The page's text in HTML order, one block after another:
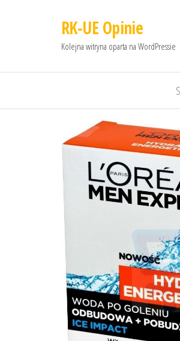
RK-UE Opinie
Kolejna witryna oparta na WordPressie